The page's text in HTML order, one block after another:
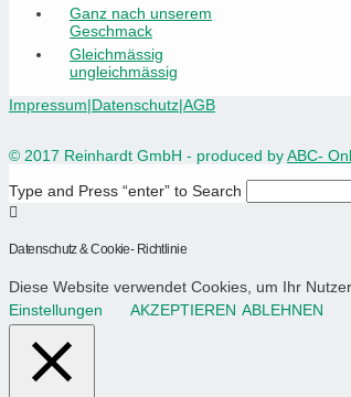
Ganz nach unserem
Geschmack
Gleichmässig
ungleichmässig
Impressum|Datenschutz|AGB
© 2017 Reinhardt GmbH - produced byABC-
Type and Press “enter” to Search
Datenschutz & Cookie- Richtlinie
Diese Website verwendet Cookies, um Ihr
Einstellungen
AKZEPTIEREN ABLEHNEN